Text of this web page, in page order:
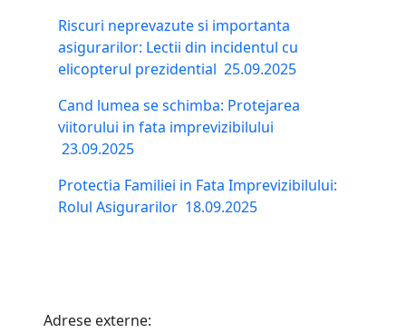
Riscuri neprevazute si importanta
asigurarilor: Lectii din incidentul cu
elicopterul prezidential 25.09.2025
Cand lumea se schimba: Protejarea
viitorului in fata imprevizibilului
23.09.2025
Protectia Familiei in Fata Imprevizibilului:
Rolul Asigurarilor 18.09.2025
Adrese externe: